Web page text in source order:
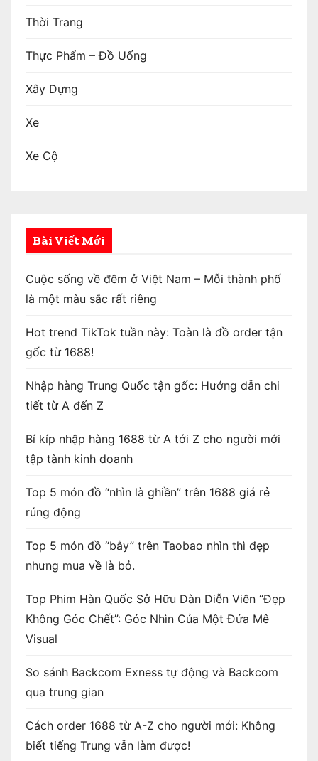
Thời Trang
Thực Phẩm – Đồ Uống
Xây Dựng
Xe
Xe Cộ
Bài Viết Mới
Cuộc sống về đêm ở Việt Nam – Mỗi thành phố
là một màu sắc rất riêng
Hot trend TikTok tuần này: Toàn là đồ order tận
gốc từ 1688!
Nhập hàng Trung Quốc tận gốc: Hướng dẫn chi
tiết từ A đến Z
Bí kíp nhập hàng 1688 từ A tới Z cho người mới
tập tành kinh doanh
Top 5 món đồ “nhìn là ghiền” trên 1688 giá rẻ
rúng động
Top 5 món đồ “bẫy” trên Taobao nhìn thì đẹp
nhưng mua về là bỏ.
Top Phim Hàn Quốc Sở Hữu Dàn Diễn Viên “Đẹp
Không Góc Chết”: Góc Nhìn Của Một Đứa Mê
Visual
So sánh Backcom Exness tự động và Backcom
qua trung gian
Cách order 1688 từ A-Z cho người mới: Không
biết tiếng Trung vẫn làm được!